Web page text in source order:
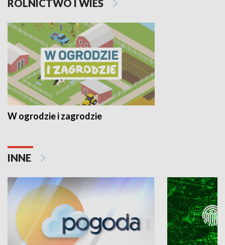
ROLNICTWO I WIEŚ
W ogrodzie i zagrodzie
INNE